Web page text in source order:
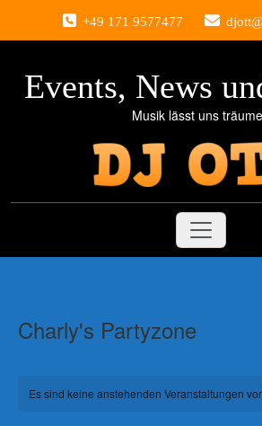
springen
+49 171 9577477
Events, News
Musik lässt uns
Charly's Partyzone
Es sind keine anstehenden Veranstaltungen